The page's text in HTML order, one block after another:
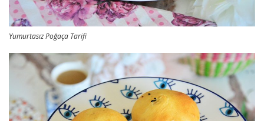
Yumurtasız Poğaça Tarifi